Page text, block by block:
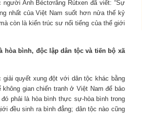
Anh Béctơrăng Rútxen đã viết: “Sự
nhất của Việt Nam suốt hơn nửa thế kỷ
còn là kiến trúc sư nổi tiếng của thế giới
bình, độc lập dân tộc và tiến bộ xã
quyết xung đột với dân tộc khác bằng
gian chiến tranh ở Việt Nam để bảo
phải là hòa bình thực sự-hòa bình trong
đều sinh ra bình đẳng; dân tộc nào cũng